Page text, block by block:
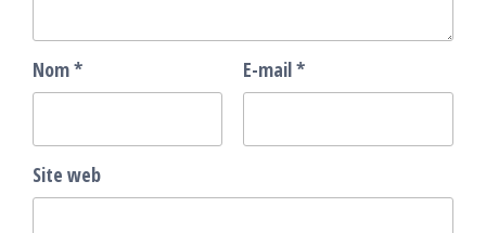
Nom* E-mail*
Site web